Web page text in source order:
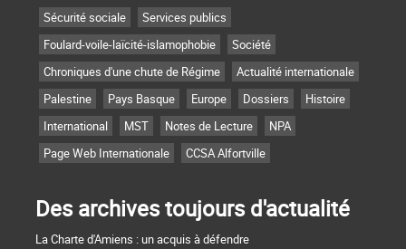
Sécurité sociale
Services publics
Foulard-voile-laïcité-islamophobie
Société
Chroniques d'une chute de Régime
Actualité internationale
Palestine
Pays Basque Europe Dossiers
Histoire
International
MST Notes de Lecture
NPA
Page Web Internationale
CCSA Alfortville
Des archives toujours d'actualité
La Charte d'Amiens : un acquis à défendre